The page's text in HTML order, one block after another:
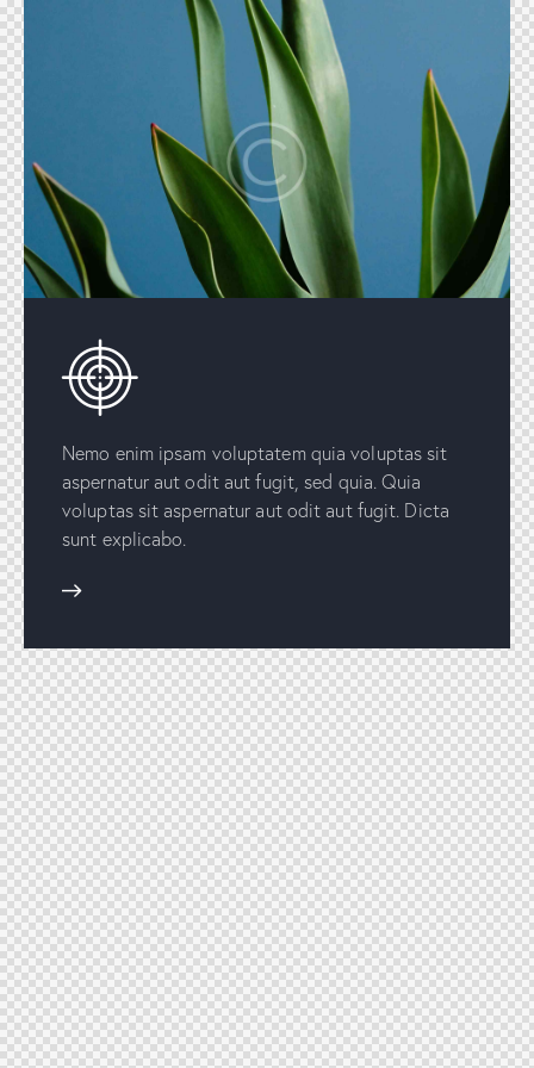
Nemo enim ipsam voluptatem quia voluptas sit
aspernatur aut odit aut fugit, sed quia. Quia
voluptas sit aspernatur aut odit aut fugit. Dicta
sunt explicabo.